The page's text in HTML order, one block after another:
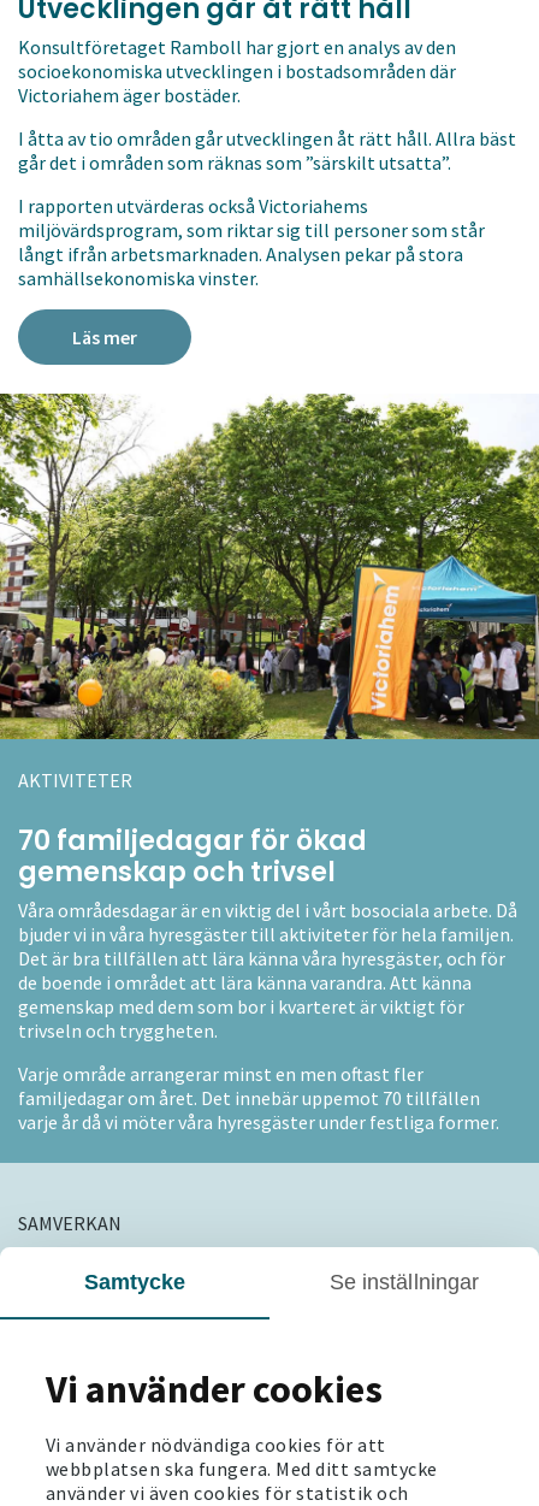
Samtycke Se inställningar
Vi använder cookies
Vi använder nödvändiga cookies för att
webbplatsen ska fungera. Med ditt samtycke
använder vi även cookies för statistik och
Utvecklingen går åt rätt håll
Konsultföretaget Ramboll har gjort en analys av den
socioekonomiska utvecklingen i bostadsområden där
Victoriahem äger bostäder.
I åtta av tio områden går utvecklingen åt rätt håll. Allra bäst
går det i områden som räknas som ”särskilt utsatta”.
I rapporten utvärderas också Victoriahems
miljövärdsprogram, som riktar sig till personer som står
långt ifrån arbetsmarknaden. Analysen pekar på stora
samhällsekonomiska vinster.
Läs mer
AKTIVITETER
70 familjedagar för ökad
gemenskap och trivsel
Våra områdesdagar är en viktig del i vårt bosociala arbete. Då
bjuder vi in våra hyresgäster till aktiviteter för hela familjen.
Det är bra tillfällen att lära känna våra hyresgäster, och för
de boende i området att lära känna varandra. Att känna
gemenskap med dem som bor i kvarteret är viktigt för
trivseln och tryggheten.
Varje område arrangerar minst en men oftast fler
familjedagar om året. Det innebär uppemot 70 tillfällen
varje år då vi möter våra hyresgäster under festliga former.
SAMVERKAN
Frågor om trygghet följer inga
fastighetsgränser
helt nödvändigt. När det gäller trygghet och säkerhet i våra
sig över fastighetsgränser, och det är viktigt att ha en
samsyn kring vad som behöver göras.